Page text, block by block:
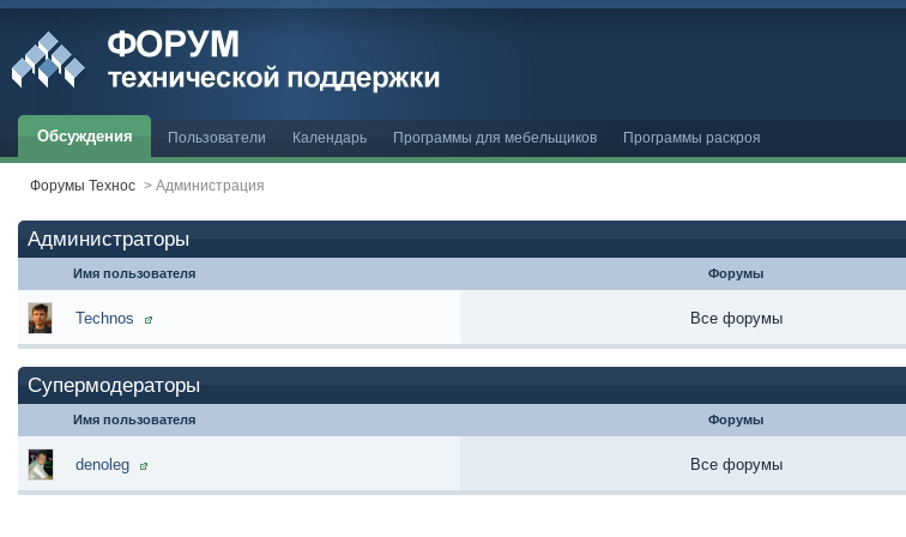
Обсуждения Пользователи Календарь Программы для мебельщиков Программы раскроя
Форумы Технос > Администрация
Администраторы
Имя пользователя Форумы
Technos Все форумы
Супермодераторы
Имя пользователя Форумы
denoleg Все форумы